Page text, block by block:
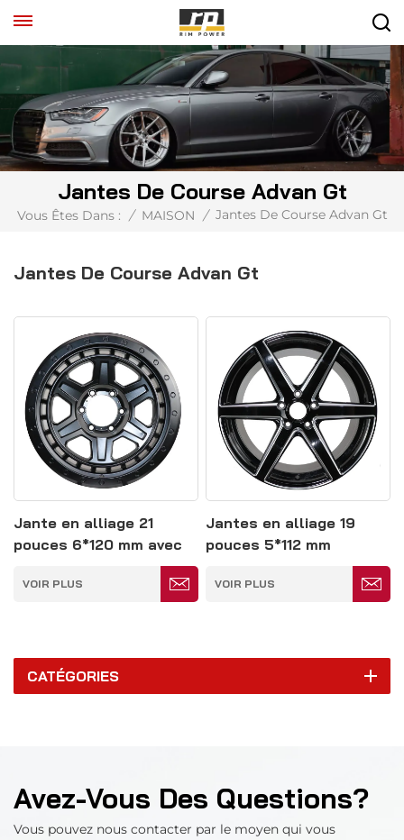
Jantes De Course Advan Gt
Vous Êtes Dans : / MAISON / Jantes De Course Advan Gt
Jantes De Course Advan Gt
Jante en alliage 21
pouces 6*120 mm avec
entièrement peinte
VOIR PLUS
Jantes en alliage 19
pouces 5*112 mm
entièrement peintes en
noir
VOIR PLUS
CATÉGORIES
Avez-Vous Des Questions?
Vous pouvez nous contacter par le moyen qui vous